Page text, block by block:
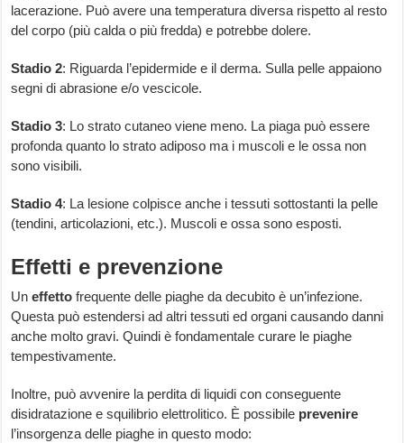
lacerazione. Può avere una temperatura diversa rispetto al resto
del corpo (più calda o più fredda) e potrebbe dolere.
Stadio 2: Riguarda l’epidermide e il derma. Sulla pelle appaiono
segni di abrasione e/o vescicole.
Stadio 3: Lo strato cutaneo viene meno. La piaga può essere
profonda quanto lo strato adiposo ma i muscoli e le ossa non
sono visibili.
Stadio 4: La lesione colpisce anche i tessuti sottostanti la pelle
(tendini, articolazioni, etc.). Muscoli e ossa sono esposti.
Effetti e prevenzione
Uneffetto frequente delle piaghe da decubito è un’infezione.
Questa può estendersi ad altri tessuti ed organi causando danni
anche molto gravi. Quindi è fondamentale curare le piaghe
tempestivamente.
Inoltre, può avvenire la perdita di liquidi con conseguente
disidratazione e squilibrio elettrolitico. È possibile prevenire
l’insorgenza delle piaghe in questo modo: